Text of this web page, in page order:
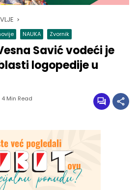
NAUKA Zvornik
Savić vodeći je
logopedije u
4 Min Read